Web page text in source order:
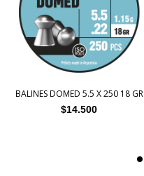
BALINES DOMED 5.5 X 250 18 GR
$14.500